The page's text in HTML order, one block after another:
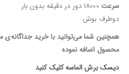
سرعت
دوطرف بوش
همچنین شما می‌توانید با خرید جداگانه‌ی
محصول اضافه نموده
دیسک برش الماسه کلیک کنید